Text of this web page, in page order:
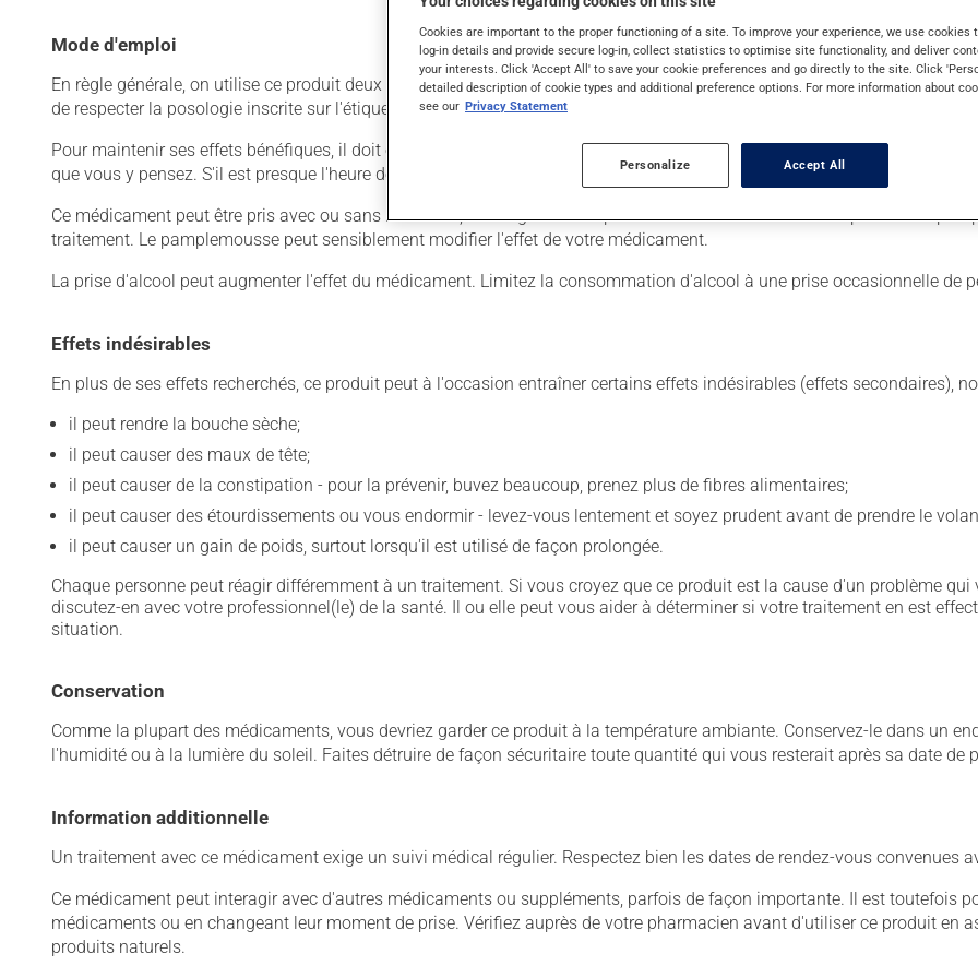
Mode d'emploi
En règle générale, on utilise ce produit deux fois par jour. Il est possible que votre pharmacien vous ait indiqué un
de respecter la posologie inscrite sur l'étiquette. N'en utilisez pas plus, ni plus souvent qu'indiqué.
Pour maintenir ses effets bénéfiques, il doit être utilisé de façon régulière et continue. Assurez-vous de ne jamais en
que vous y pensez. S'il est presque l'heure de votre dose suivante, laissez simplement tomber la dose oubliée. Ne
Ce médicament peut être pris avec ou sans nourriture, sans égard aux repas ou aux collations. Évitez de prendre du
traitement. Le pamplemousse peut sensiblement modifier l'effet de votre médicament.
La prise d'alcool peut augmenter l'effet du médicament. Limitez la consommation d'alcool à une prise occasionnelle de
Effets indésirables
En plus de ses effets recherchés, ce produit peut à l'occasion entraîner certains effets indésirables (effets secondaires),
il peut rendre la bouche sèche;
il peut causer des maux de tête;
il peut causer de la constipation - pour la prévenir, buvez beaucoup, prenez plus de fibres alimentaires;
il peut causer des étourdissements ou vous endormir - levez-vous lentement et soyez prudent avant de prendre le
il peut causer un gain de poids, surtout lorsqu'il est utilisé de façon prolongée.
Chaque personne peut réagir différemment à un traitement. Si vous croyez que ce produit est la cause d'un problème
discutez-en avec votre professionnel(le) de la santé. Il ou elle peut vous aider à déterminer si votre traitement en est
situation.
Conservation
Comme la plupart des médicaments, vous devriez garder ce produit à la température ambiante. Conservez-le dans un
l'humidité ou à la lumière du soleil. Faites détruire de façon sécuritaire toute quantité qui vous resterait après sa date de
Information additionnelle
Un traitement avec ce médicament exige un suivi médical régulier. Respectez bien les dates de rendez-vous convenues
Ce médicament peut interagir avec d'autres médicaments ou suppléments, parfois de façon importante. Il est toutefois
médicaments ou en changeant leur moment de prise. Vérifiez auprès de votre pharmacien avant d'utiliser ce produit en
produits naturels.
Cookies are important to the proper functioning of a site. To improve your experience, we use cookies
log-in details and provide secure log-in, collect statistics to optimise site functionality, and deliver
your interests. Click 'Accept All' to save your cookie preferences and go directly to the site. Click
detailed description of cookie types and additional preference options. For more information about
see our Privacy Statement
Personalize Accept All